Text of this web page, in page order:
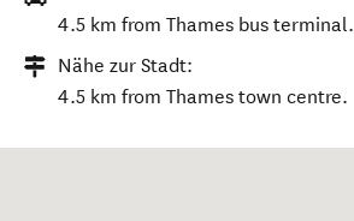
4.5 km from Thames bus terminal.
Nähe zur Stadt:
4.5 km from Thames town centre.